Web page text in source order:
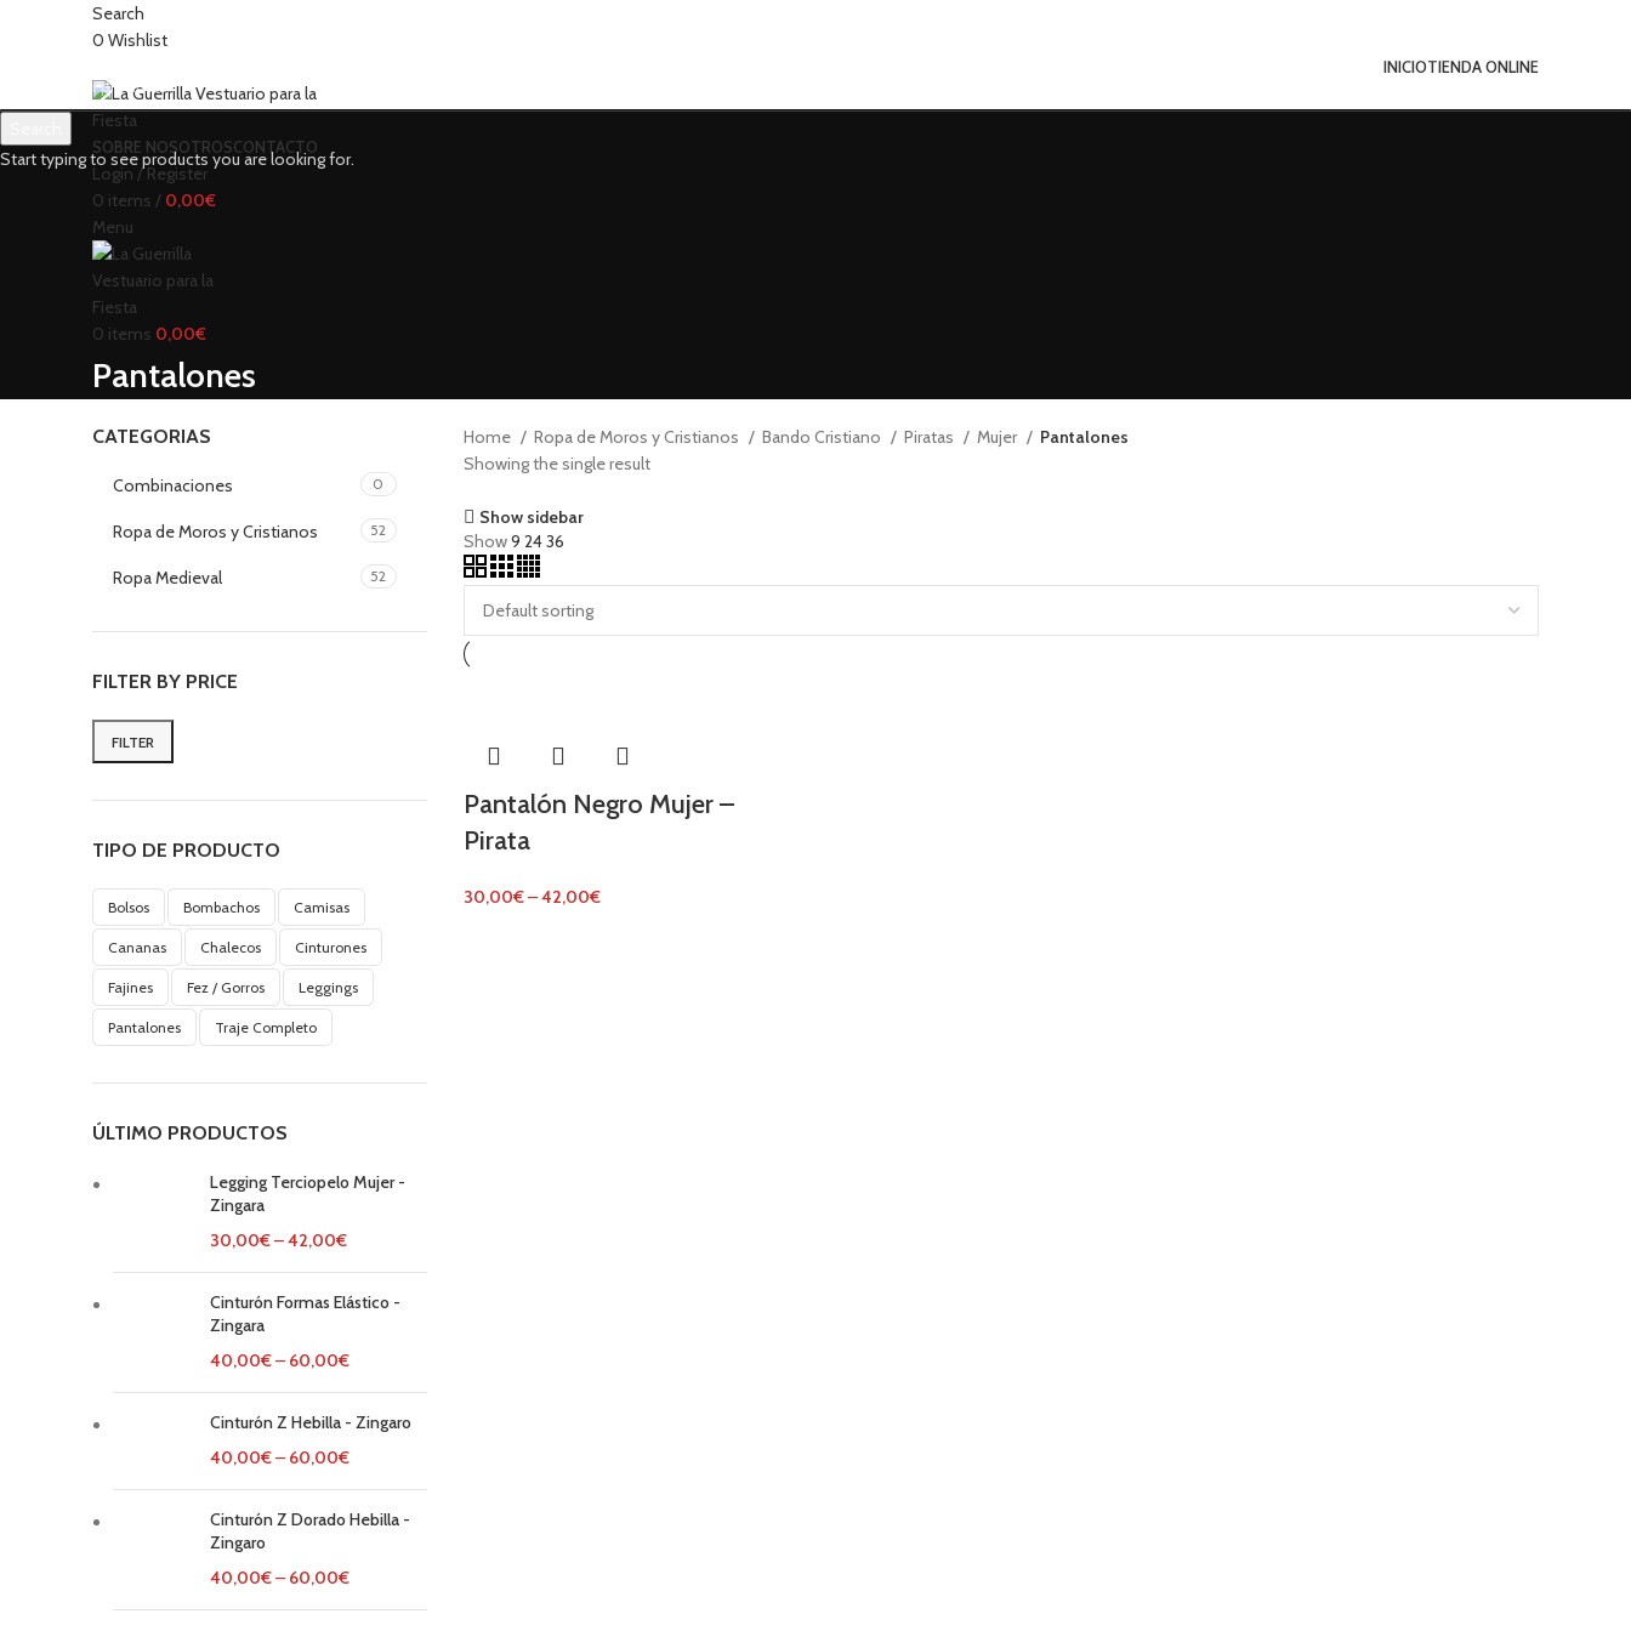
Search
0 Wishlist
INICIOTIENDA ONLINE
SOBRE NOSOTROSCONTACTO
Login / Register
0 items / 0,00€
Menu
0 items 0,00€
Pantalones
CATEGORIAS
Combinaciones 0
Ropa de Moros y Cristianos 52
Ropa Medieval 52
FILTER BY PRICE
Min
Max
FILTER
TIPO DE PRODUCTO
Bolsos Bombachos Camisas
Cananas Chalecos Cinturones
Fajines Fez / Gorros Leggings
Pantalones Traje Completo
ÚLTIMO PRODUCTOS
Legging Terciopelo Mujer -
Zingara
30,00€–42,00€
Cinturón Formas Elástico -
Zingara
40,00€– 60,00€
Cinturón Z Hebilla - Zingaro
40,00€– 60,00€
Cinturón Z Dorado Hebilla -
Zingaro
40,00€– 60,00€
Home Ropa de Moros y Cristianos Bando Cristiano Piratas Mujer
Pantalones
Showing the single result
Show sidebar
Show9 2436
Pantalón Negro Mujer –
Pirata
30,00€–42,00€
Start typing to see products you are looking for.